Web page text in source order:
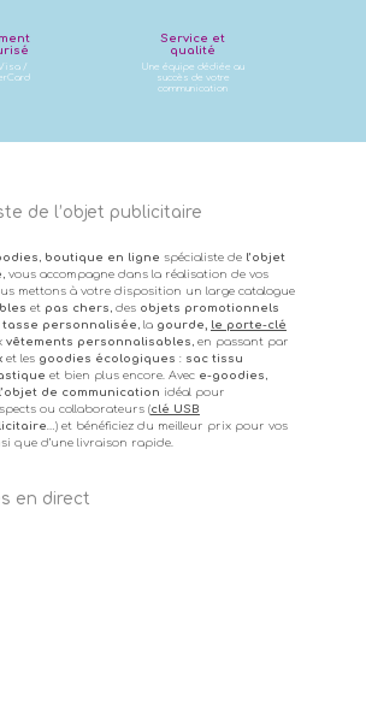
/
Service et
qualité
Une équipe dédiée au
succès de votre
communication
de l’objet publicitaire
, boutique en ligne spécialiste de l’objet
, vous accompagne dans la réalisation de vos
mettons à votre disposition un large catalogue
et pas chers , des objets promotionnels
tasse personnalisée , la gourde, le porte-clé
vêtements personnalisables , en passant par
et les goodies écologiques : sac tissu
et bien plus encore. Avec e-goodies ,
l’objet de communication idéal pour
ou collaborateurs (clé USB
…) et bénéficiez du meilleur prix pour vos
que d’une livraison rapide.
en direct